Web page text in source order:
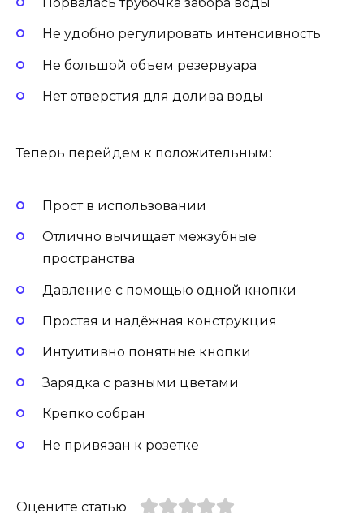
Не удобно регулировать интенсивность
Не большой объем резервуара
Нет отверстия для долива воды
Теперь перейдем к положительным:
Прост в использовании
Отлично вычищает межзубные
пространства
Давление с помощью одной кнопки
Простая и надёжная конструкция
Интуитивно понятные кнопки
Зарядка с разными цветами
Крепко собран
Не привязан к розетке
Оцените статью